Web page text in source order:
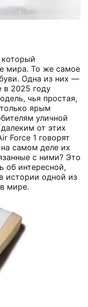
мира. То же самое
Одна из них —
в 2025 году
чья простая,
ярым
уличной
от этих
Force 1 говорят
самом деле их
с ними? Это
об интересной,
истории одной из
мире.